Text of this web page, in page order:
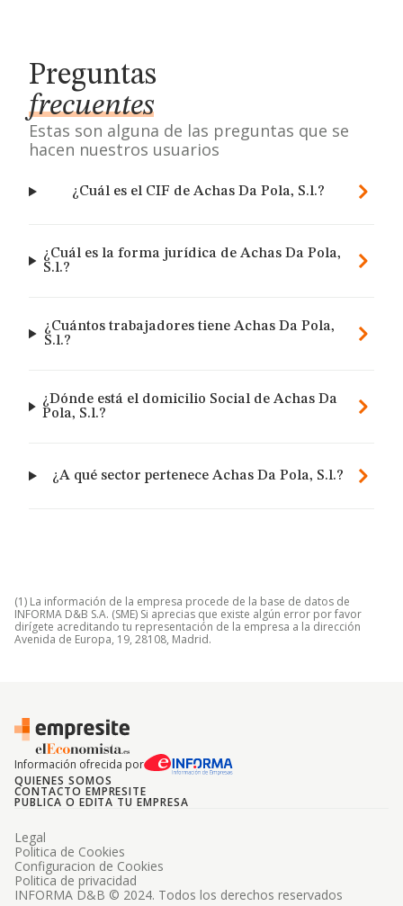
Preguntas
frecuentes
Estas son alguna de las preguntas que se
hacen nuestros usuarios
¿Cuál es el CIF de Achas Da Pola, S.l.?
¿Cuál es la forma jurídica de Achas Da Pola,
S.l.?
¿Cuántos trabajadores tiene Achas Da Pola,
S.l.?
¿Dónde está el domicilio Social de Achas Da
Pola, S.l.?
¿A qué sector pertenece Achas Da Pola, S.l.?
(1) La información de la empresa procede de la base de datos de
INFORMA D&B S.A. (SME) Si aprecias que existe algún error por favor
dirígete acreditando tu representación de la empresa a la dirección
Avenida de Europa, 19, 28108, Madrid.
Información ofrecida por
QUIENES SOMOS
CONTACTO EMPRESITE
PUBLICA O EDITA TU EMPRESA
INFORMA D&B © 2024. Todos los derechos reservados
Legal
Politica de Cookies
Configuracion de Cookies
Politica de privacidad